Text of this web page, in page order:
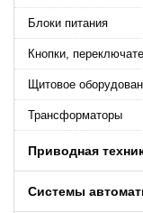
Блоки питания
Кнопки,
Щитовое
Трансформаторы
Приводная
Системы